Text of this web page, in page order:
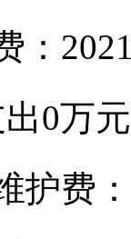
：
0万
护费